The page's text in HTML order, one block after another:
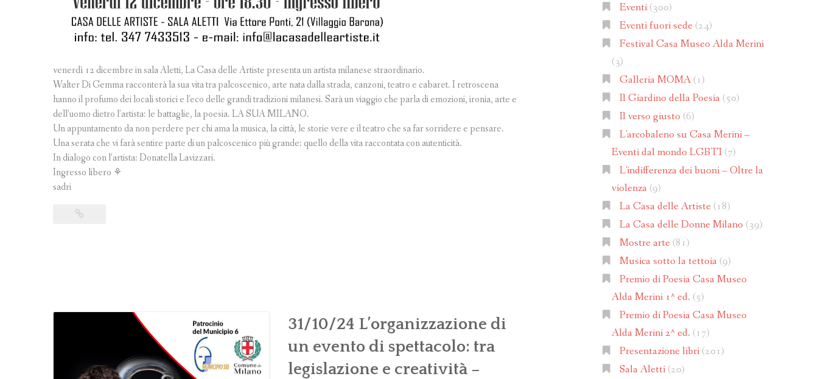
venerdì 12 dicembre in sala Aletti, La Casa delle Artiste presenta un artista milanese straordinario.
Walter Di Gemma racconterà la sua vita tra palcoscenico, arte nata dalla strada, canzoni, teatro e cabaret. I retroscena
hanno il profumo dei locali storici e l’eco delle grandi tradizioni milanesi. Sarà un viaggio che parla di emozioni, ironia, arte e
dell’uomo dietro l’artista: le battaglie, la poesia. LA SUA MILANO.
Un appuntamento da non perdere per chi ama la musica, la città, le storie vere e il teatro che sa far sorridere e pensare.
Una serata che vi farà sentire parte di un palcoscenico più grande: quello della vita raccontata con autenticità.
In dialogo con l’artista: Donatella Lavizzari.
Ingresso libero ⚘️
sadri
31/10/24 L’organizzazione di
un evento di spettacolo: tra
legislazione e creatività –
Eventi(300)
Eventi fuori sede (24)
Festival Casa Museo Alda Merini
(3)
Galleria MOMA(1)
Il Giardino della Poesia (50)
Il verso giusto (6)
L'arcobaleno su Casa Merini –
Eventi dal mondo LGBTI(7)
L'indifferenza dei buoni – Oltre la
violenza (9)
La Casa delle Artiste (18)
La Casa delle Donne Milano (39)
Mostre arte (81)
Musica sotto la tettoia (9)
Premio di Poesia Casa Museo
Alda Merini 1^ ed. (5)
Premio di Poesia Casa Museo
Alda Merini 2^ ed. (17)
Presentazione libri(201)
Sala Aletti(20)